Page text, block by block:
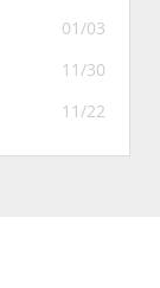
01/03
11/30
11/22